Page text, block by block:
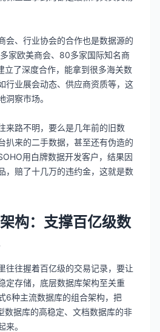
会、行业协会的合作也是数据源的
家欧美商会、80多家国际知名商
立了深度合作，能拿到很多海关数
行业展会动态、供应商资质等，这
洞察市场。
来路不明，要么是几年前的旧数
扒来的二手数据，甚至还有伪造的
用白牌数据开发客户，结果因
，赔了十几万的违约金，这就是数
构：支撑百亿级数
往往握着百亿级的交易记录，要让
定存储，底层数据库架构至关重
6种主流数据库的组合架构，把
数据库的高稳定、文档数据库的非
。